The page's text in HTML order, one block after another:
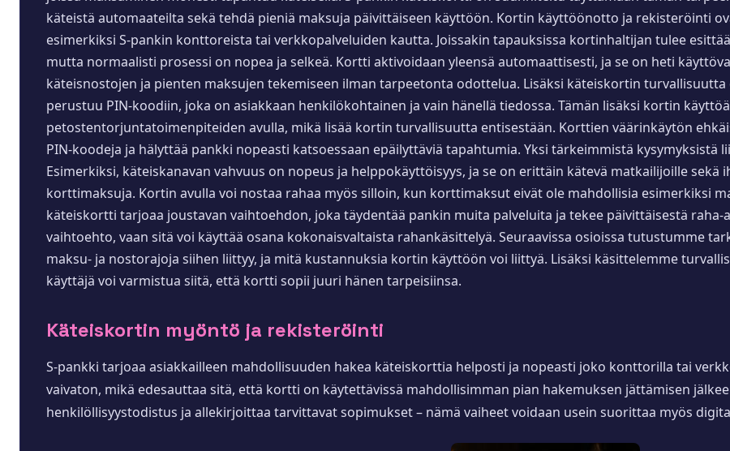
käteistä automaateilta sekä tehdä pieniä maksuja päivittäiseen käyttöön. Kortin käyttöönotto ja rekisteröinti
esimerkiksi S-pankin konttoreista tai verkkopalveluiden kautta. Joissakin tapauksissa kortinhaltijan tulee
mutta normaalisti prosessi on nopea ja selkeä. Kortti aktivoidaan yleensä automaattisesti, ja se on heti
käteisnostojen ja pienten maksujen tekemiseen ilman tarpeetonta odottelua. Lisäksi käteiskortin
perustuu PIN-koodiin, joka on asiakkaan henkilökohtainen ja vain hänellä tiedossa. Tämän lisäksi kortin
petostentorjuntatoimenpiteiden avulla, mikä lisää kortin turvallisuutta entisestään. Korttien väärinkäytön
PIN-koodeja ja hälyttää pankki nopeasti katsoessaan epäilyttäviä tapahtumia. Yksi tärkeimmistä
Esimerkiksi, käteiskanavan vahvuus on nopeus ja helppokäyttöisyys, ja se on erittäin kätevä matkailijoille
korttimaksuja. Kortin avulla voi nostaa rahaa myös silloin, kun korttimaksut eivät ole mahdollisia esimerkiksi
käteiskortti tarjoaa joustavan vaihtoehdon, joka täydentää pankin muita palveluita ja tekee päivittäisestä raha-
vaihtoehto, vaan sitä voi käyttää osana kokonaisvaltaista rahankäsittelyä. Seuraavissa osioissa tutustumme
maksu- ja nostorajoja siihen liittyy, ja mitä kustannuksia kortin käyttöön voi liittyä. Lisäksi käsittelemme
käyttäjä voi varmistua siitä, että kortti sopii juuri hänen tarpeisiinsa.
Käteiskortin myöntö ja rekisteröinti
S-pankki tarjoaa asiakkailleen mahdollisuuden hakea käteiskorttia helposti ja nopeasti joko konttorilla tai
vaivaton, mikä edesauttaa sitä, että kortti on käytettävissä mahdollisimman pian hakemuksen jättämisen
henkilöllisyystodistus ja allekirjoittaa tarvittavat sopimukset – nämä vaiheet voidaan usein suorittaa myös